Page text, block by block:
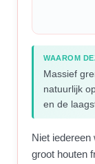
WAAROM
Massief
natuurlijk
en de
Niet
groot houten